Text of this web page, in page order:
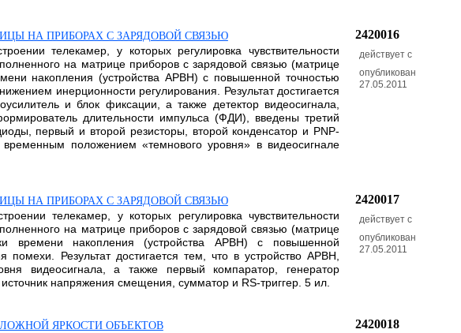
НА ПРИБОРАХ С ЗАРЯДОВОЙ СВЯЗЬЮ
телекамер, у которых регулировка чувствительности
на матрице приборов с зарядовой связью (матрице
накопления (устройства АРВН) с повышенной точностью
инерционности регулирования. Результат достигается
и блок фиксации, а также детектор видеосигнала,
длительности импульса (ФДИ), введены третий
первый и второй резисторы, второй конденсатор и PNP-
положением «темнового уровня» в видеосигнале
2420016
действует с
опубликован
27.05.2011
НА ПРИБОРАХ С ЗАРЯДОВОЙ СВЯЗЬЮ
телекамер, у которых регулировка чувствительности
на матрице приборов с зарядовой связью (матрице
времени накопления (устройства АРВН) с повышенной
Результат достигается тем, что в устройство АРВН,
видеосигнала, а также первый компаратор, генератор
напряжения смещения, сумматор и RS-триггер. 5 ил.
2420017
действует с
опубликован
27.05.2011
ЯРКОСТИ ОБЪЕКТОВ 2420018